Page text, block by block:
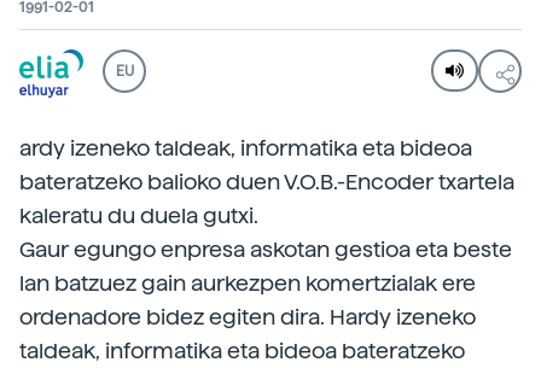
1991-02-01
EU
ardy izeneko taldeak, informatika eta bideoa
bateratzeko balioko duen V.O.B.-Encoder txartela
kaleratu du duela gutxi.
Gaur egungo enpresa askotan gestioa eta beste
lan batzuez gain aurkezpen komertzialak ere
ordenadore bidez egiten dira. Hardy izeneko
taldeak, informatika eta bideoa bateratzeko